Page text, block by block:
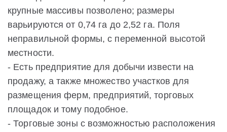
крупные массивы позволено; размеры
варьируются от 0,74 га до 2,52 га. Поля
неправильной формы, с переменной высотой
местности.
- Есть предприятие для добычи извести на
продажу, а также множество участков для
размещения ферм, предприятий, торговых
площадок и тому подобное.
- Торговые зоны с возможностью расположения